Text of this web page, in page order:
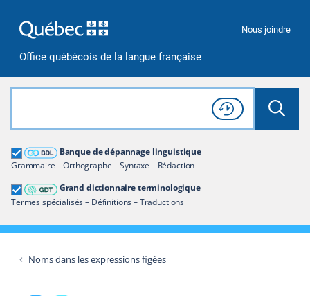
Office québécois de la langue française
Nous joindre
Rechercher dans tout le site
Lancer
Consulter l'
Historique
de recherche
Banque de dépannage linguistique
Grammaire – Orthographe – Syntaxe – Rédaction
Grand dictionnaire terminologique
Termes spécialisés – Définitions – Traductions
Grand dictionnaire terminologique
Restreindre aux termes
Noms dans les expressions figées